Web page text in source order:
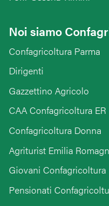
Noi siamo
Confagricoltura Parma
Dirigenti
Gazzettino Agricolo
CAA Confagricoltura ER
Confagricoltura Donna
Agriturist Emilia
Giovani Confagricoltura
Pensionati